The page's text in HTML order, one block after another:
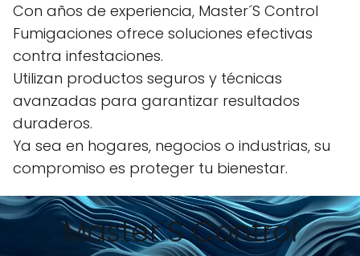
Con años de experiencia, Master´S Control
Fumigaciones ofrece soluciones efectivas
contra infestaciones.
Utilizan productos seguros y técnicas
avanzadas para garantizar resultados
duraderos.
Ya sea en hogares, negocios o industrias, su
compromiso es proteger tu bienestar.
Master´S Control